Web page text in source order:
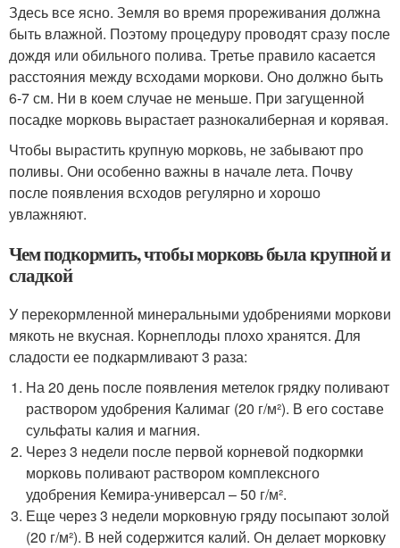
Здесь все ясно. Земля во время прореживания должна
быть влажной. Поэтому процедуру проводят сразу после
дождя или обильного полива. Третье правило касается
расстояния между всходами моркови. Оно должно быть
6-7 см. Ни в коем случае не меньше. При загущенной
посадке морковь вырастает разнокалиберная и корявая.
Чтобы вырастить крупную морковь, не забывают про
поливы. Они особенно важны в начале лета. Почву
после появления всходов регулярно и хорошо
увлажняют.
Чем подкормить, чтобы морковь была крупной и
сладкой
У перекормленной минеральными удобрениями моркови
мякоть не вкусная. Корнеплоды плохо хранятся. Для
сладости ее подкармливают 3 раза:
На 20 день после появления метелок грядку поливают
раствором удобрения Калимаг (20 г/м²). В его составе
сульфаты калия и магния.
Через 3 недели после первой корневой подкормки
морковь поливают раствором комплексного
удобрения Кемира-универсал – 50 г/м².
Еще через 3 недели морковную гряду посыпают золой
(20 г/м²). В ней содержится калий. Он делает морковку